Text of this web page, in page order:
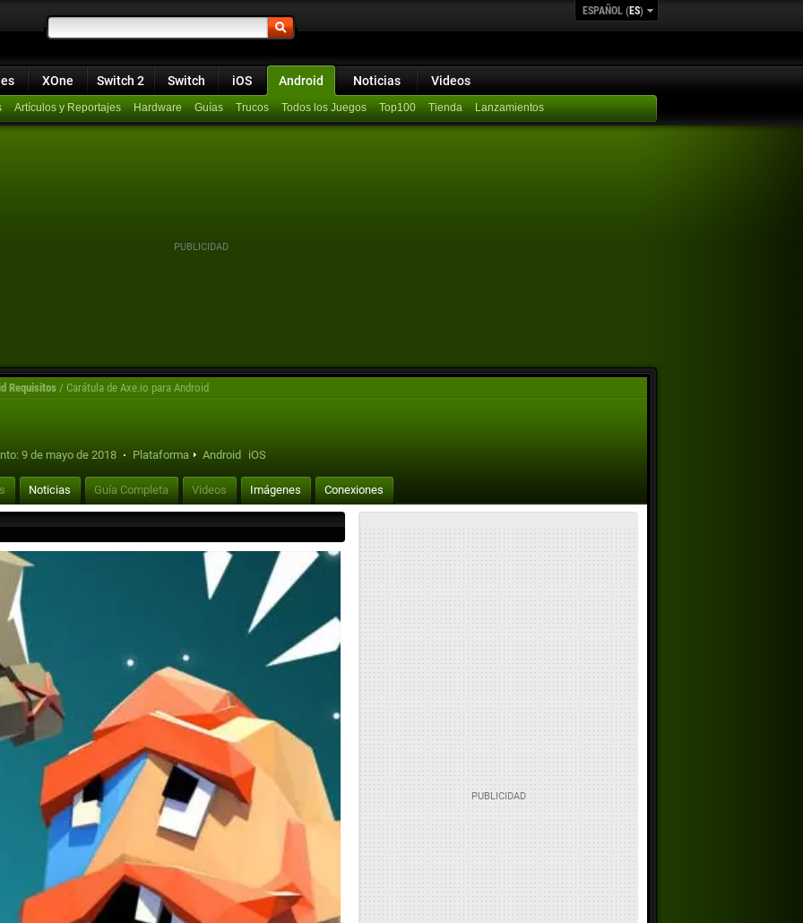
ESPAÑOL (ES)
XOne Switch 2 Switch iOS Android Noticias Videos
Artículos y Reportajes Hardware Guías Trucos Todos los Juegos Top100 Lanzamientos
Requisitos / Carátula de Axe.io para Android
9 de mayo de 2018 · Plataforma Android iOS
Noticias Guía Completa Videos Imágenes Conexiones